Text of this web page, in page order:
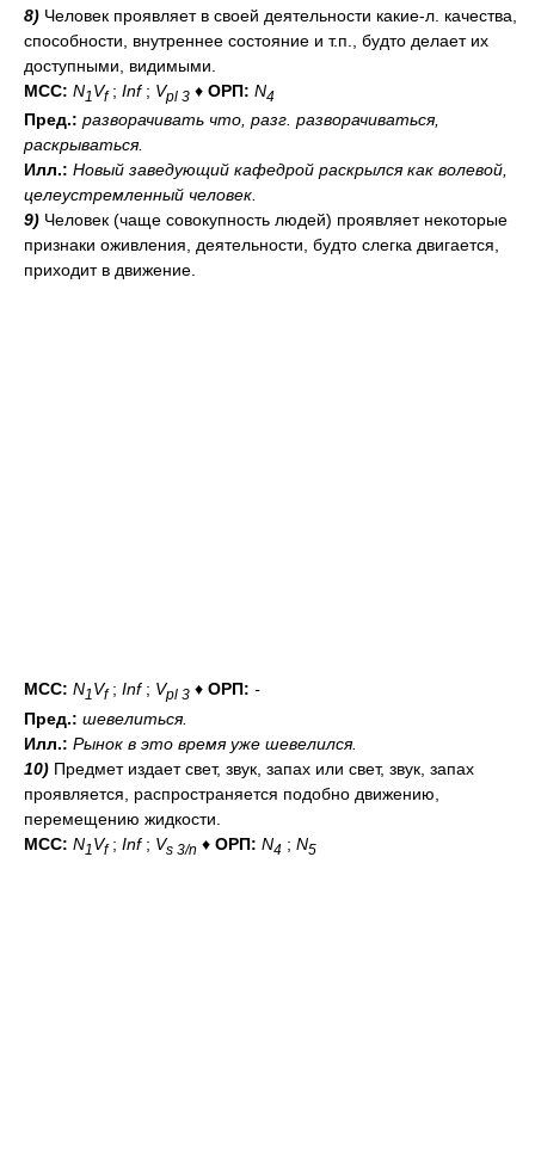
8) Человек проявляет в своей деятельности какие-л. качества,
способности, внутреннее состояние и т.п., будто делает их
доступными, видимыми.
МСС: N1 Vf; Inf; Vpl 3 ♦ ОРП: N4
Пред.: разворачивать что, разг. разворачиваться,
раскрываться.
Илл.: Новый заведующий кафедрой раскрылся как волевой,
целеустремленный человек.
9) Человек (чаще совокупность людей) проявляет некоторые
признаки оживления, деятельности, будто слегка двигается,
приходит в движение.
МСС: N1 Vf; Inf; Vpl 3 ♦ ОРП: -
Пред.: шевелиться.
Илл.: Рынок в это время уже шевелился.
10) Предмет издает свет, звук, запах или свет, звук, запах
проявляется, распространяется подобно движению,
перемещению жидкости.
МСС: N1 Vf; Inf; Vs 3/n ♦ ОРП: N4 ; N5